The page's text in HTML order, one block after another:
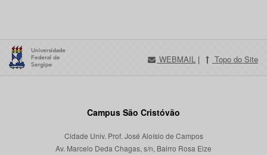
WEBMAIL | Topo do Site
Campus São Cristóvão
Cidade Univ. Prof. José Aloísio de Campos
Av. Marcelo Deda Chagas, s/n, Bairro Rosa Elze